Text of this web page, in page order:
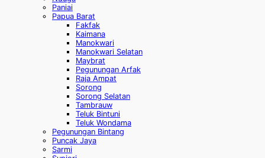
Paniai
Papua Barat
Fakfak
Kaimana
Manokwari
Manokwari Selatan
Maybrat
Pegunungan Arfak
Raja Ampat
Sorong
Sorong Selatan
Tambrauw
Teluk Bintuni
Teluk Wondama
Pegunungan Bintang
Puncak Jaya
Sarmi